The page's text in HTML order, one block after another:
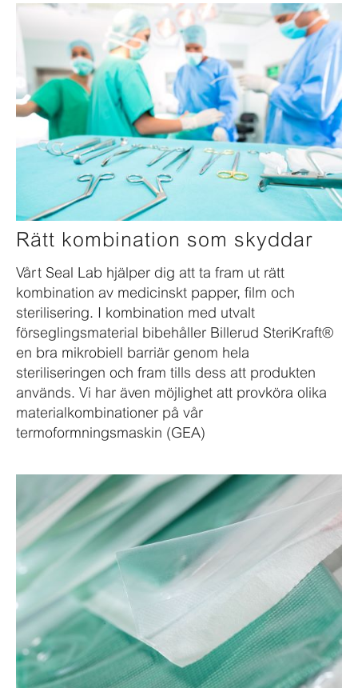
Rätt kombination som skyddar
Vårt Seal Lab hjälper dig att ta fram ut rätt
kombination av medicinskt papper, film och
sterilisering. I kombination med utvalt
förseglingsmaterial bibehåller Billerud SteriKraft®
en bra mikrobiell barriär genom hela
steriliseringen och fram tills dess att produkten
används. Vi har även möjlighet att provköra olika
materialkombinationer på vår
termoformningsmaskin (GEA)